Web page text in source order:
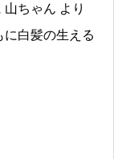
山ちゃん より
に白髪の生える